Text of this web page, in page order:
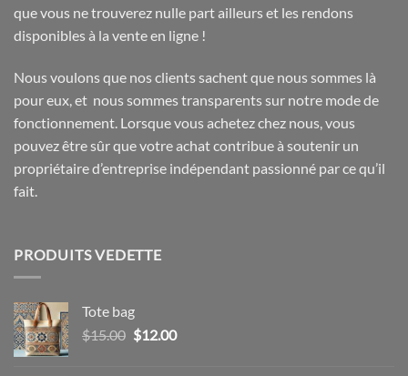
que vous ne trouverez nulle part ailleurs et les rendons
disponibles à la vente en ligne !
Nous voulons que nos clients sachent que nous sommes là
pour eux, et nous sommes transparents sur notre mode de
fonctionnement. Lorsque vous achetez chez nous, vous
pouvez être sûr que votre achat contribue à soutenir un
propriétaire d’entreprise indépendant passionné par ce qu’il
fait.
PRODUITS VEDETTE
Tote bag
$15.00 Le
$12.00Le